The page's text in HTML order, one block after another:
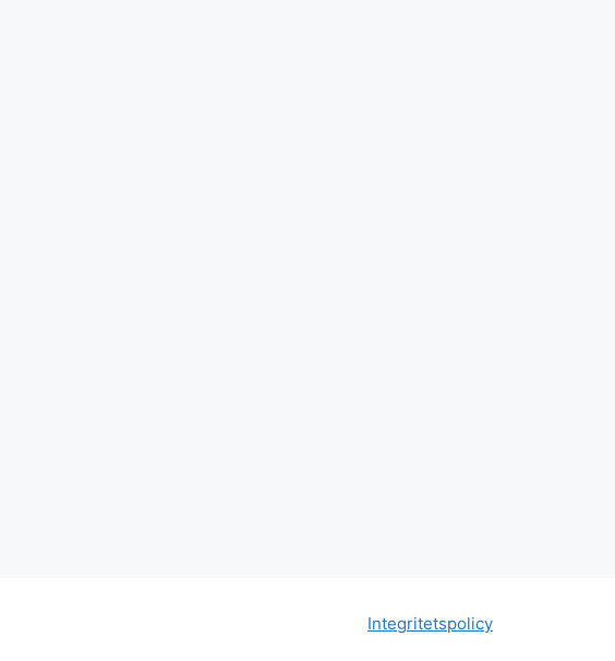
Integritetspolicy